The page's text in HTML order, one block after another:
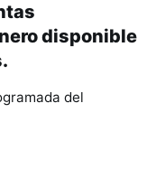
disponible
del